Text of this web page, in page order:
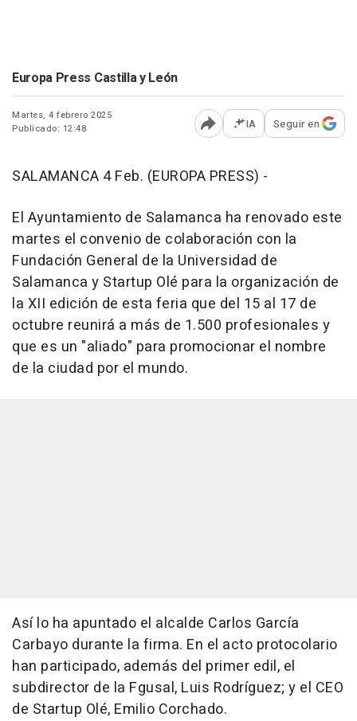
Europa Press Castilla y León
Martes, 4 febrero 2025
Publicado: 12:48
Abrir opciones para
IA Seguir en
SALAMANCA 4 Feb. (EUROPA PRESS) -
El Ayuntamiento de Salamanca ha renovado este
martes el convenio de colaboración con la
Fundación General de la Universidad de
Salamanca y Startup Olé para la organización de
la XII edición de esta feria que del 15 al 17 de
octubre reunirá a más de 1.500 profesionales y
que es un "aliado" para promocionar el nombre
de la ciudad por el mundo.
Así lo ha apuntado el alcalde Carlos García
Carbayo durante la firma. En el acto protocolario
han participado, además del primer edil, el
subdirector de la Fgusal, Luis Rodríguez; y el CEO
de Startup Olé, Emilio Corchado.